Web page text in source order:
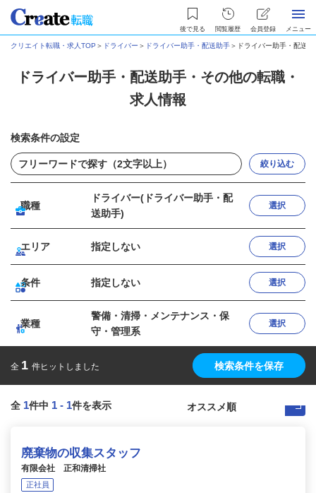
後で見る 閲覧履歴 会員登録 メニュー
クリエイト転職・求人TOP ＞ ドライバー ＞ ドライバー助手・配送助手＞ ドライバー助手・配送
ドライバー助手・配送助手・その他の転職・
求人情報
検索条件の設定
絞り込む
職種
ドライバー(ドライバー助手・配
送助手)
選択
エリア 指定しない 選択
条件 指定しない 選択
業種
警備・清掃・メンテナンス・保
守・管理系
選択
全 1 件ヒットしました 検索条件を保存
全 1件中 1 - 1件を表示
廃棄物の収集スタッフ
有限会社 正和清掃社
正社員